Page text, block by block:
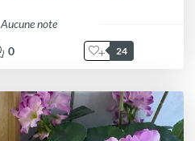
Aucune note
0 24